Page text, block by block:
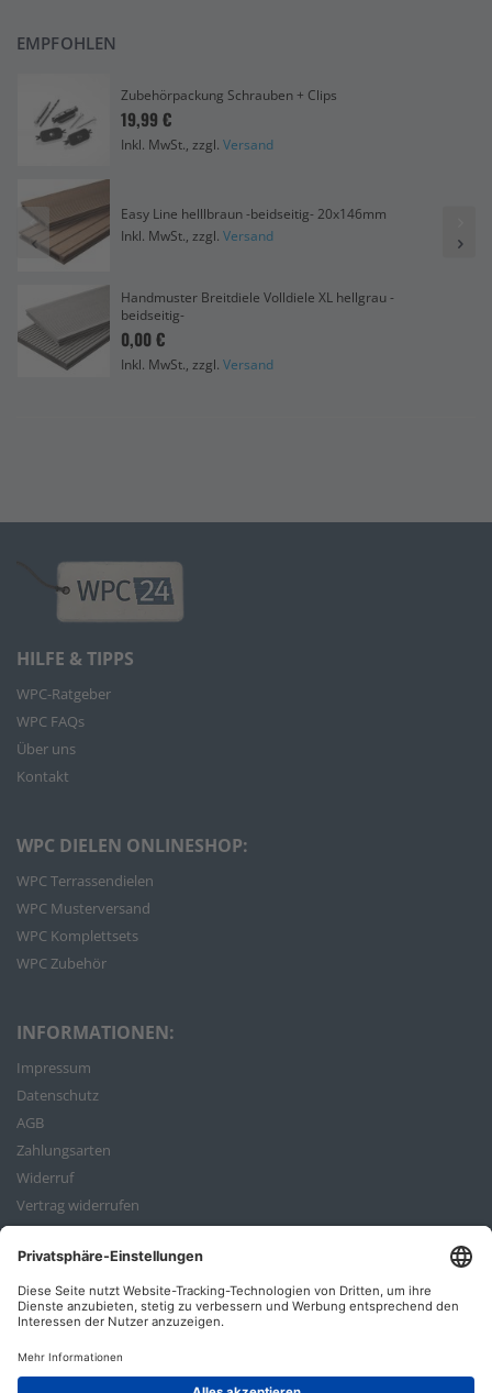
EMPFOHLEN
Zubehörpackung Schrauben + Clips
19,99 €
Inkl. MwSt., zzgl. Versand
Easy Line helllbraun -beidseitig- 20x146mm
Inkl. MwSt., zzgl. Versand
Handmuster Breitdiele Volldiele XL hellgrau -
beidseitig-
0,00 €
Inkl. MwSt., zzgl. Versand
HILFE & TIPPS
WPC-Ratgeber
WPC FAQs
Über uns
Kontakt
WPC DIELEN ONLINESHOP:
WPC Terrassendielen
WPC Musterversand
WPC Komplettsets
WPC Zubehör
INFORMATIONEN:
Impressum
Datenschutz
AGB
Zahlungsarten
Widerruf
Vertrag widerrufen
Bestellvorgang
ZAHLUNGSARTEN: